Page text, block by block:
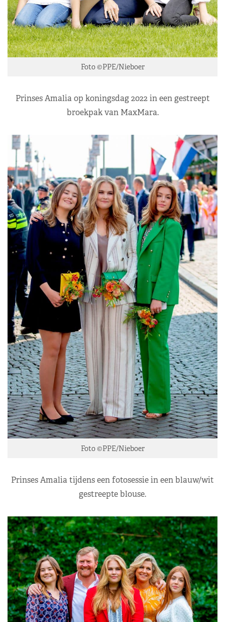
Foto ©PPE/Nieboer
Prinses Amalia op koningsdag 2022 in een gestreept
broekpak van MaxMara.
Foto ©PPE/Nieboer
Prinses Amalia tijdens een fotosessie in een blauw/wit
gestreepte blouse.